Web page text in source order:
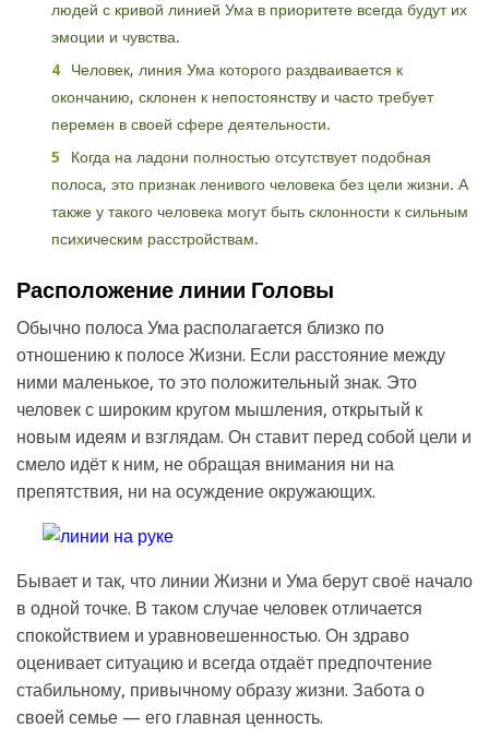
людей с кривой линией Ума в приоритете всегда будут их
эмоции и чувства.
Человек, линия Ума которого раздваивается к
окончанию, склонен к непостоянству и часто требует
перемен в своей сфере деятельности.
Когда на ладони полностью отсутствует подобная
полоса, это признак ленивого человека без цели жизни. А
также у такого человека могут быть склонности к сильным
психическим расстройствам.
Расположение линии Головы
Обычно полоса Ума располагается близко по
отношению к полосе Жизни. Если расстояние между
ними маленькое, то это положительный знак. Это
человек с широким кругом мышления, открытый к
новым идеям и взглядам. Он ставит перед собой цели и
смело идёт к ним, не обращая внимания ни на
препятствия, ни на осуждение окружающих.
Бывает и так, что линии Жизни и Ума берут своё начало
в одной точке. В таком случае человек отличается
спокойствием и уравновешенностью. Он здраво
оценивает ситуацию и всегда отдаёт предпочтение
стабильному, привычному образу жизни. Забота о
своей семье — его главная ценность.